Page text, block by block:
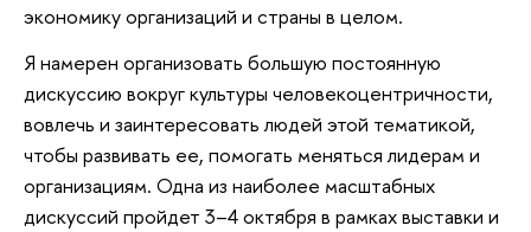
экономику организаций и страны в целом.
Я намерен организовать большую постоянную
дискуссию вокруг культуры человекоцентричности,
вовлечь и заинтересовать людей этой тематикой,
чтобы развивать ее, помогать меняться лидерам и
организациям. Одна из наиболее масштабных
дискуссий пройдет 3–4 октября в рамках выставки и